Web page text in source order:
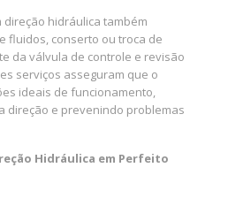
direção hidráulica também
fluidos, conserto ou troca de
da válvula de controle e revisão
serviços asseguram que o
ideais de funcionamento,
direção e prevenindo problemas
Hidráulica em Perfeito